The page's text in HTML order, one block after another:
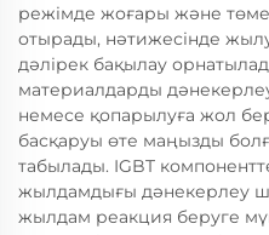
режімде жоғары және
отырады, нәтижесінде жылу
дәлірек бақылау
материалдарды
немесе қопарылуға жол
басқаруы өте маңызды
табылады. IGBT
жылдамдығы дәнекерлеу
жылдам реакция беруге